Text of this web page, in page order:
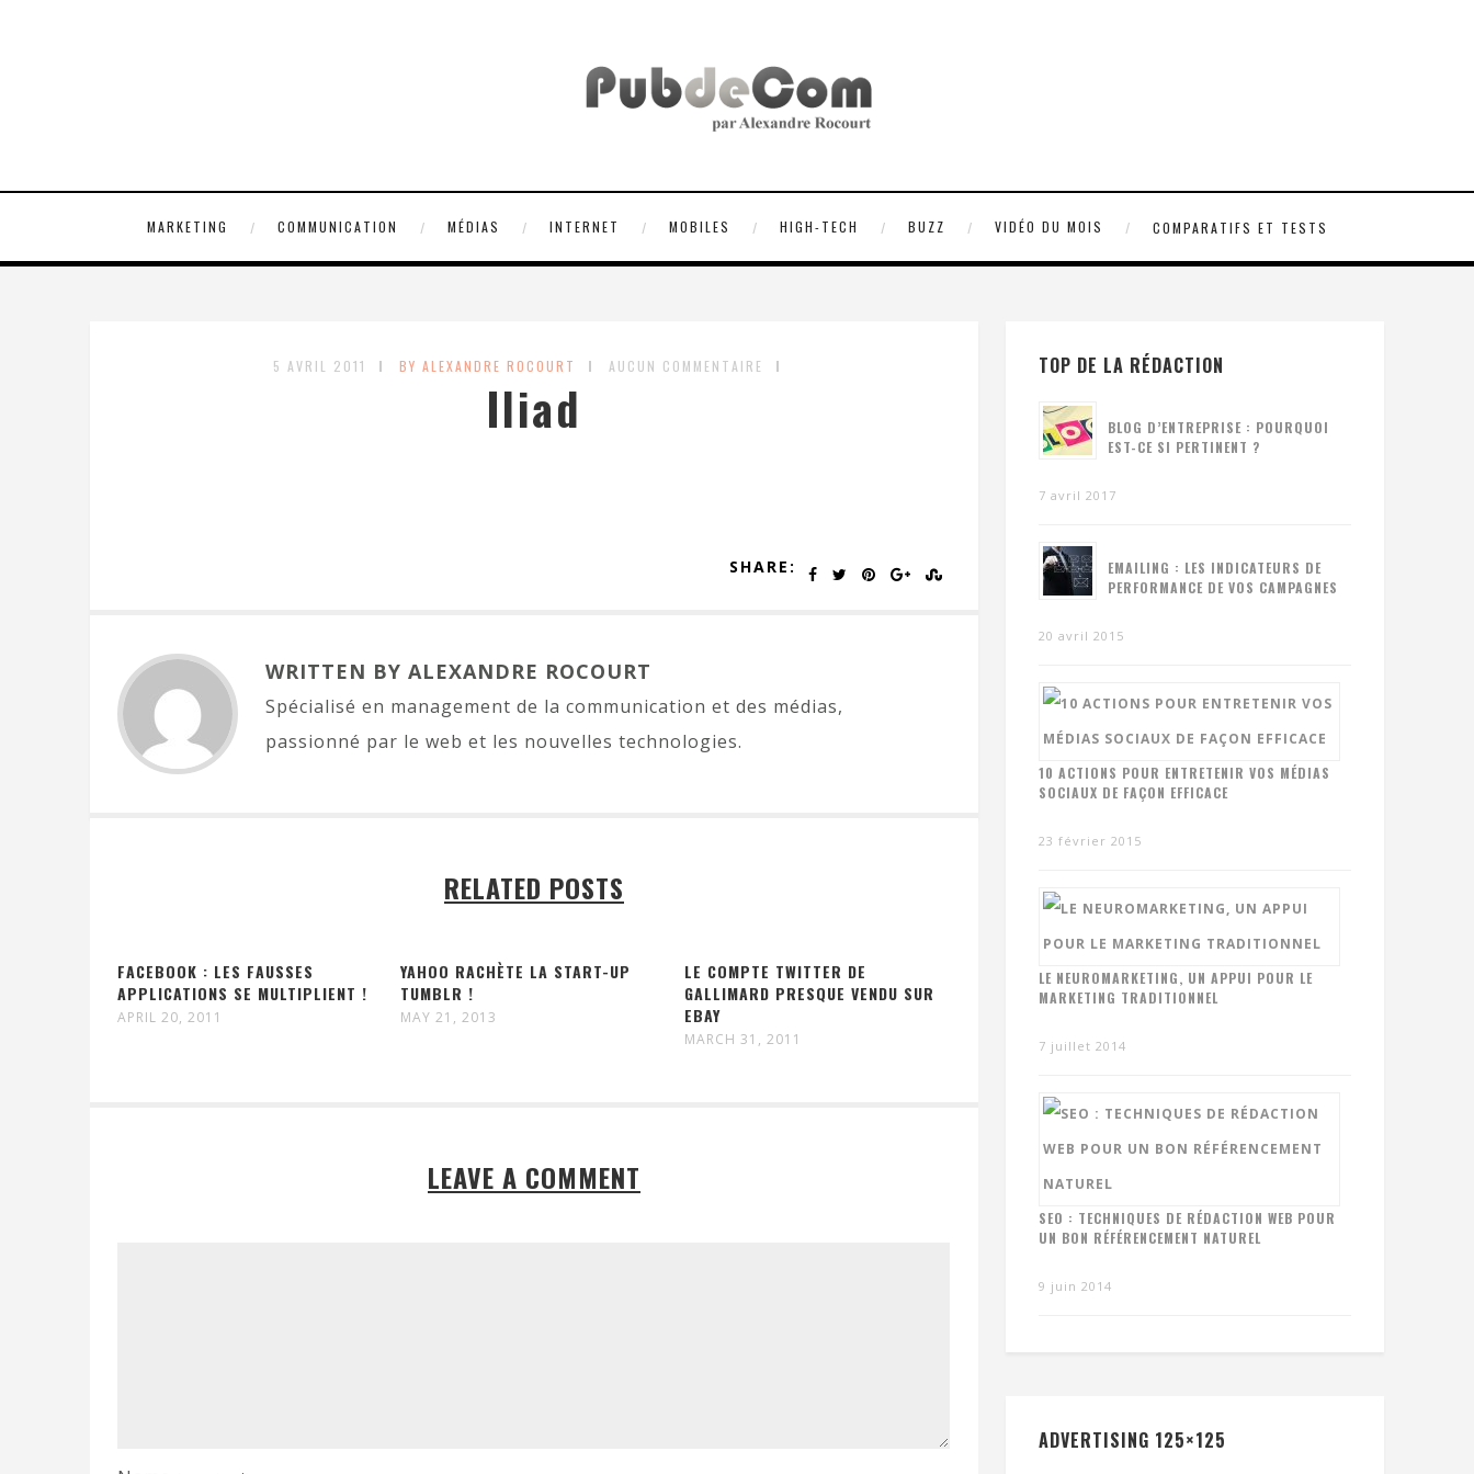
MARKETING COMMUNICATION MÉDIAS INTERNET MOBILES HIGH-TECH BUZZ VIDÉO DU MOIS COMPARATIFS ET TESTS
5 AVRIL 2011 BY ALEXANDRE ROCOURT AUCUN COMMENTAIRE
Iliad
SHARE:
WRITTEN BY ALEXANDRE ROCOURT
Spécialisé en management de la communication et des médias,
passionné par le web et les nouvelles technologies.
RELATED POSTS
FACEBOOK : LES FAUSSES
APPLICATIONS SE MULTIPLIENT !
APRIL 20, 2011
YAHOO RACHÈTE LA START-UP
TUMBLR !
MAY 21, 2013
LE COMPTE TWITTER DE
GALLIMARD PRESQUE VENDU SUR
EBAY
MARCH 31, 2011
LEAVE A COMMENT
TOP DE LA RÉDACTION
BLOG D’ENTREPRISE : POURQUOI
EST-CE SI PERTINENT ?
7 avril 2017
EMAILING : LES INDICATEURS DE
PERFORMANCE DE VOS CAMPAGNES
20 avril 2015
10 ACTIONS POUR ENTRETENIR VOS MÉDIAS
SOCIAUX DE FAÇON EFFICACE
23 février 2015
LE NEUROMARKETING, UN APPUI POUR LE
MARKETING TRADITIONNEL
7 juillet 2014
SEO : TECHNIQUES DE RÉDACTION WEB POUR
UN BON RÉFÉRENCEMENT NATUREL
9 juin 2014
ADVERTISING 125×125